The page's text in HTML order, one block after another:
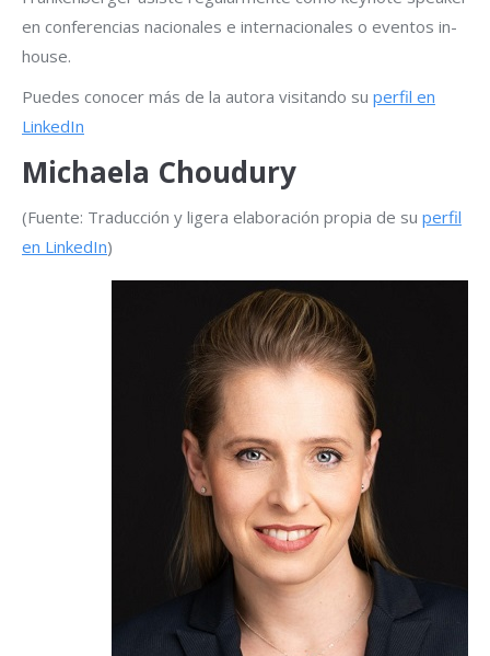
en conferencias nacionales e internacionales o eventos in-
house.
Puedes conocer más de la autora visitando su perfil en
LinkedIn
Michaela Choudury
(Fuente: Traducción y ligera elaboración propia de su perfil
en LinkedIn)